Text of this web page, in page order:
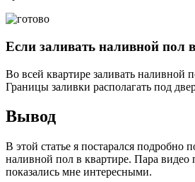
Если заливать наливной пол
Во всей квартире заливать наливной
Границы заливки располагать под
Вывод
В этой статье я постарался подробно
наливной пол в квартире. Пара видео
показались мне интересными.